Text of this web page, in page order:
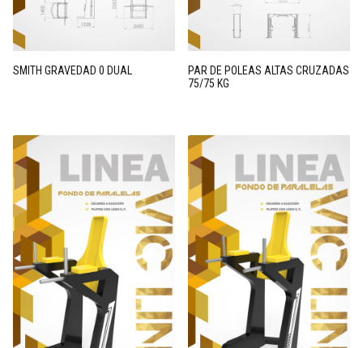
SMITH GRAVEDAD 0 DUAL
PAR DE POLEAS ALTAS CRUZADAS
75/75 KG